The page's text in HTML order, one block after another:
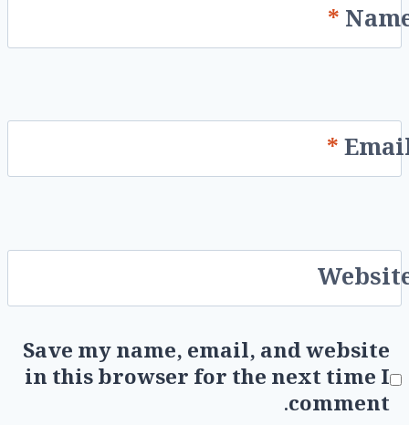
*
*
Save my name, email, and website
in this browser for the next time I
comment.